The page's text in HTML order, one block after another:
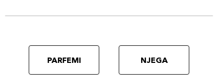
PARFEMI NJEGA